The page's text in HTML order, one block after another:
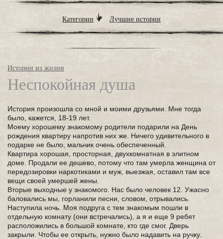
Категории Лучшие истории
Истории из жизни
Неспокойная душа
История произошла со мной и моими друзьями. Мне тогда
было, кажется, 18-19 лет.
Моему хорошему знакомому родители подарили на День
рождения квартиру напротив них же. Ничего удивительного в
подарке не было, мальчик очень обеспеченный.
Квартира хорошая, просторная, двухкомнатная в элитном
доме. Продали ее дешево, потому что там умерла женщина от
передозировки наркотиками и муж, выезжая, оставил там все
вещи своей умершей жены.
Вторые выходные у знакомого. Нас было человек 12. Ужасно
баловались мы, горланили песни, словом, отрывались.
Наступила ночь. Моя подруга с тем знакомым пошли в
отдельную комнату (они встречались), а я и еще 9 ребят
расположились в большой комнате, кто где смог. Дверь
закрыли. Чтобы ее открыть, нужно было надавить на ручку.